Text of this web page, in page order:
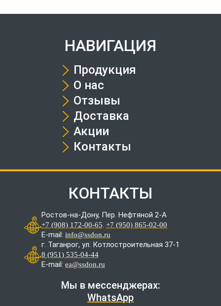
НАВИГАЦИЯ
Продукция
О нас
Отзывы
Доставка
Акции
Контакты
КОНТАКТЫ
Ростов-на-Дону, Пер. Нефтяной 2-А
+7 (908) 172-00-65. +7 (950) 865-02-00
E-mail: info@ssdon.ru
г. Таганрог, ул. Котлостроительная 37-1
8 (951) 535-04-44
E-mail: ea@ssdon.ru
Мы в мессенджерах:
WhatsApp